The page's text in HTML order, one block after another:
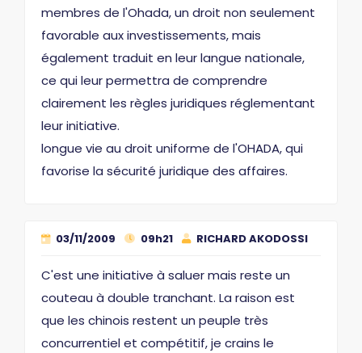
membres de l'Ohada, un droit non seulement
favorable aux investissements, mais
également traduit en leur langue nationale,
ce qui leur permettra de comprendre
clairement les règles juridiques réglementant
leur initiative.
longue vie au droit uniforme de l'OHADA, qui
favorise la sécurité juridique des affaires.
03/11/2009 09h21 RICHARD AKODOSSI
C'est une initiative à saluer mais reste un
couteau à double tranchant. La raison est
que les chinois restent un peuple très
concurrentiel et compétitif, je crains le